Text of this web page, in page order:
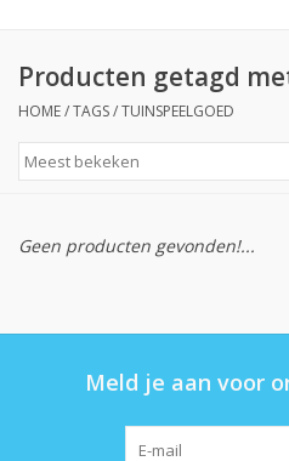
Beloningsdozen
Nieuw
Prijs
Producten getagd
HOME/TAGS/TUINSPEELGOED
Geen producten gevonden!...
Meld je aan voor